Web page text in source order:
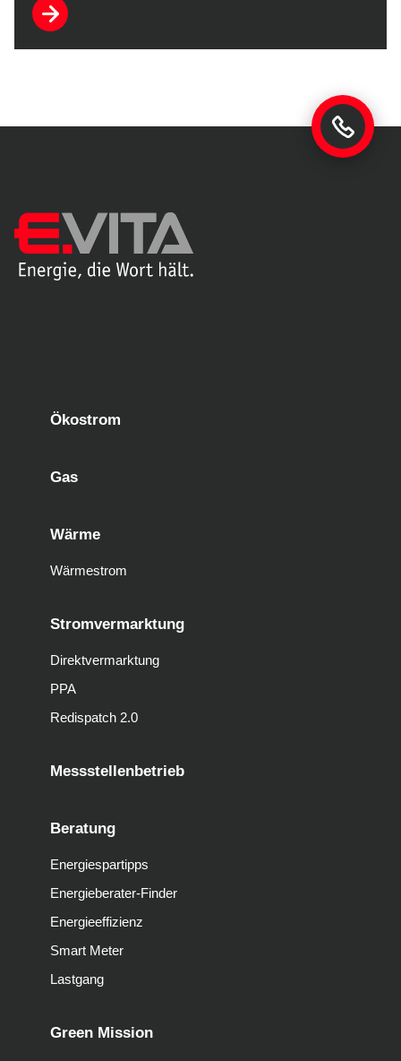
Ökostrom
Gas
Wärme
Wärmestrom
Stromvermarktung
Direktvermarktung
PPA
Redispatch 2.0
Messstellenbetrieb
Beratung
Energiespartipps
Energieberater-Finder
Energieeffizienz
Smart Meter
Lastgang
Green Mission